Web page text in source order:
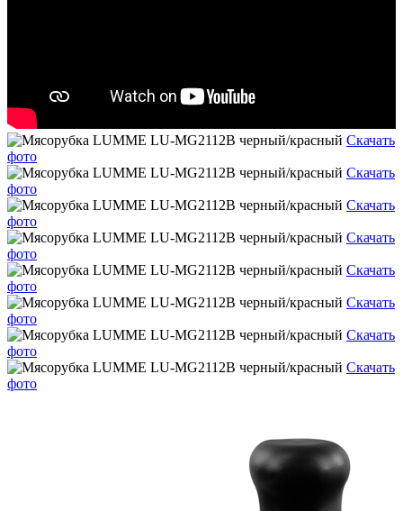
Скачать
фото
Скачать
фото
Скачать
фото
Скачать
фото
Скачать
фото
Скачать
фото
Скачать
фото
Скачать
фото